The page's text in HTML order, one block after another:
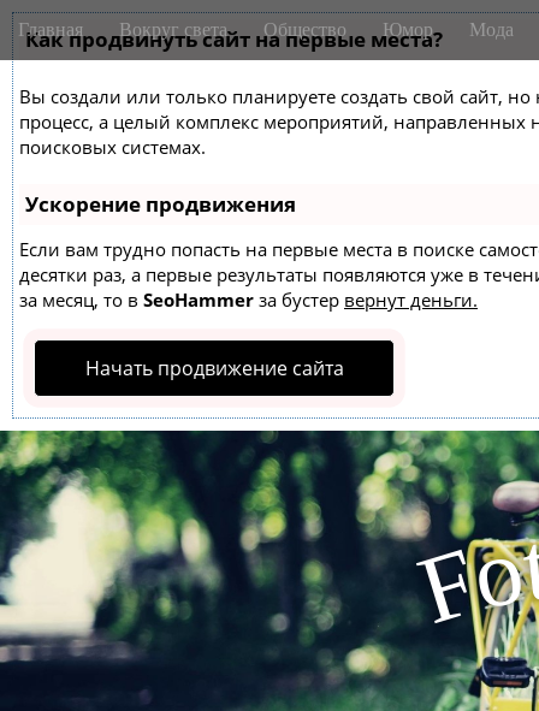
Как продвинуть сайт на первые места?
Вы создали или только планируете создать свой сайт,
процесс, а целый комплекс мероприятий,
поисковых системах.
Ускорение продвижения
Если вам трудно попасть на первые места в поиске
десятки раз, а первые результаты появляются уже в
за месяц, то в SeoHammer за бустер вернут деньги.
Начать продвижение сайта
M
a
n
m
e
n
u
i
Главная Вокруг света Общество Юмор Мода
Fo